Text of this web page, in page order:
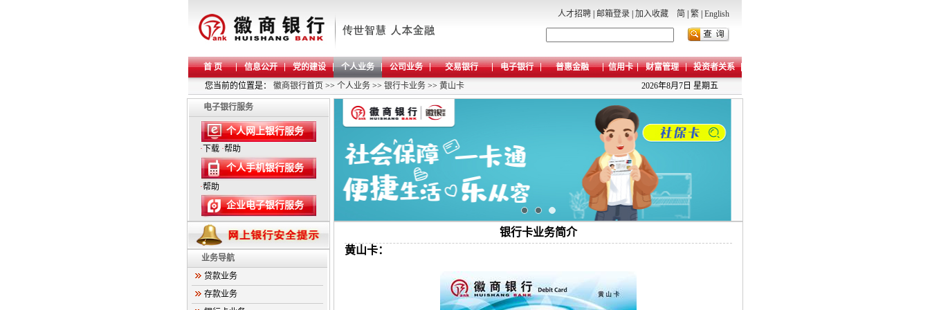
人才招聘 邮箱登录 加入收藏 简 繁 English
首 页 信息公开 党的建设 个人业务 公司业务 交易银行 电子银行 普惠金融 信用卡 财富管理
投资者关系
您当前的位置是： 徽商银行首页 >> 个人业务 >> 银行卡业务 >> 黄山卡 2026年8月7日 星期五
电子银行服务
个人网上银行服务
· 下载 ·帮助
个人手机银行服务
·帮助
企业电子银行服务
业务导航
贷款业务
存款业务
银行卡业务简介
黄山卡：